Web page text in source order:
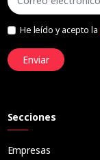
He leído y acepto la
Enviar
Secciones
Empresas